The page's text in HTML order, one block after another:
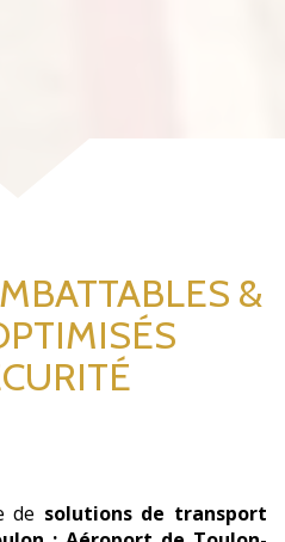
&
de solutions de transport